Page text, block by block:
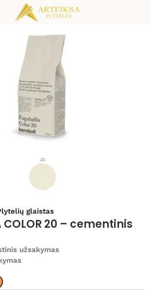
glaistas
COLOR 20 – cementinis
užsakymas